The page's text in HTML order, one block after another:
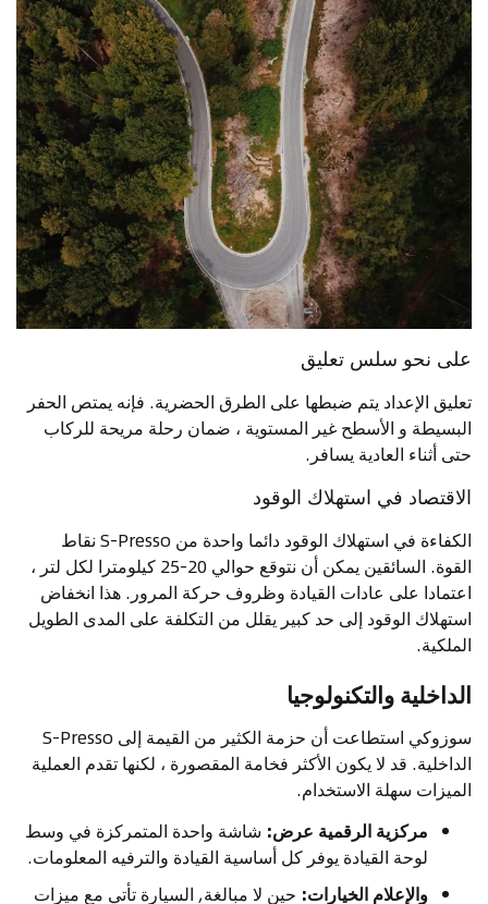
على نحو سلس تعليق
تعليق الإعداد يتم ضبطها على الطرق الحضرية. فإنه يمتص الحفر
البسيطة و الأسطح غير المستوية ، ضمان رحلة مريحة للركاب
حتى أثناء العادية يسافر.
الاقتصاد في استهلاك الوقود
الكفاءة في استهلاك الوقود دائما واحدة من S-Presso نقاط
القوة. السائقين يمكن أن نتوقع حوالي 20-25 كيلومترا لكل لتر ،
اعتمادا على عادات القيادة وظروف حركة المرور. هذا انخفاض
استهلاك الوقود إلى حد كبير يقلل من التكلفة على المدى الطويل
الملكية.
الداخلية والتكنولوجيا
سوزوكي استطاعت أن حزمة الكثير من القيمة إلى S-Presso
الداخلية. قد لا يكون الأكثر فخامة المقصورة ، لكنها تقدم العملية
الميزات سهلة الاستخدام.
مركزية الرقمية عرض: شاشة واحدة المتمركزة في وسط
لوحة القيادة يوفر كل أساسية القيادة والترفيه المعلومات.
والإعلام الخيارات: حين لا مبالغة, السيارة تأتي مع ميزات